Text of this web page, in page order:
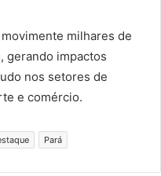
milhares de
gerando impactos
nos setores de
e comércio.
Pará